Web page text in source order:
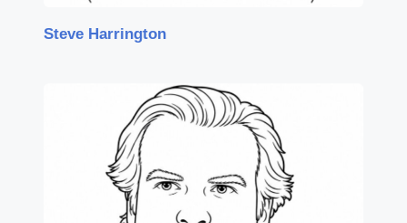
Steve Harrington